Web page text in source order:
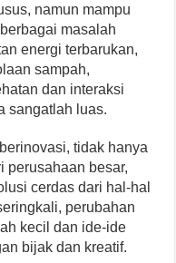
namun mampu
masalah
energi terbarukan,
sampah,
dan interaksi
sangatlah luas.
tidak hanya
perusahaan besar,
cerdas dari hal-hal
perubahan
kecil dan ide-ide
bijak dan kreatif.